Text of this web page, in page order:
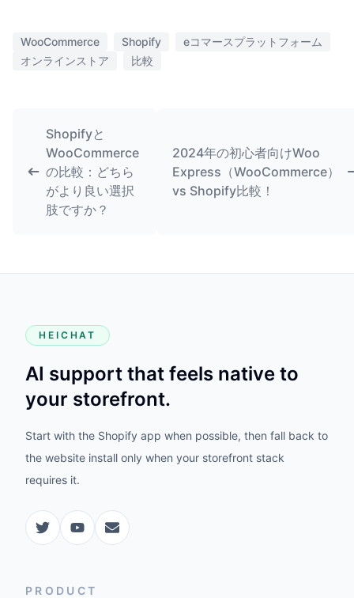
WooCommerce Shopify
eコマースプラットフォーム
オンラインストア
比較
Shopifyと
WooCommerce
の比較：どちら
がより良い選択
肢ですか？
2024年の初心者向けWoo
Express（WooCommerce）
vs Shopify比較！
HEICHAT
AI support that feels native to
your storefront.
Start with the Shopify app when possible, then fall back to
the website install only when your storefront stack
requires it.
PRODUCT